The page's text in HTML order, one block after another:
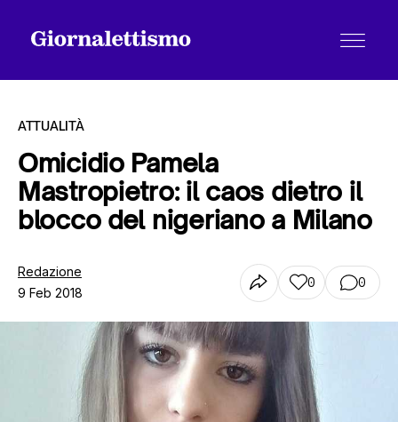
Tutti gli articoli
Chi siamo
ATTUALITÀ
Omicidio Pamela
Mastropietro: il caos dietro il
blocco del nigeriano a Milano
Redazione
9 Feb 2018
0 0